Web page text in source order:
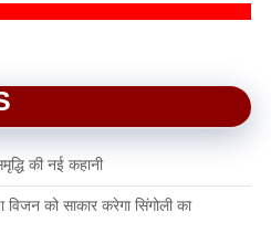
की नई कहानी
विजन को साकार करेगा सिंगोली का